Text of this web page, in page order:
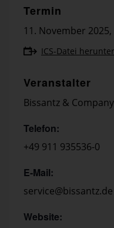
Termin
11. November 2025,
ICS-Datei
Veranstalter
Bissantz &
Telefon:
+49 911 935536-0
E-Mail:
service@bissantz.de
Website: